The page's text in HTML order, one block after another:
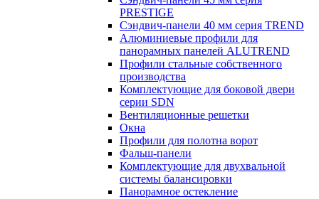
PRESTIGE
Сэндвич-панели 40 мм серия TREND
Алюминиевые профили для
панорамных панелей ALUTREND
Профили стальные собственного
производства
Комплектующие для боковой двери
серии SDN
Вентиляционные решетки
Окна
Профили для полотна ворот
Фальш-панели
Комплектующие для двухвальной
системы балансировки
Панорамное остекление